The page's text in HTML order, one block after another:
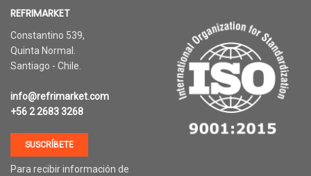
REFRIMARKET
Constantino 539,
Quinta Normal.
Santiago - Chile.
info@refrimarket.com
+56 2 2683 3268
SUSCRÍBETE
Para recibir información de